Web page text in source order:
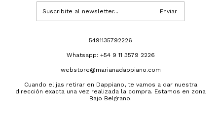
5491135792226
Whatsapp: +54 9 11 3579 2226
webstore@marianadappiano.com
Cuando elijas retirar en Dappiano, te vamos a dar nuestra
dirección exacta una vez realizada la compra. Estamos en zona
Bajo Belgrano.